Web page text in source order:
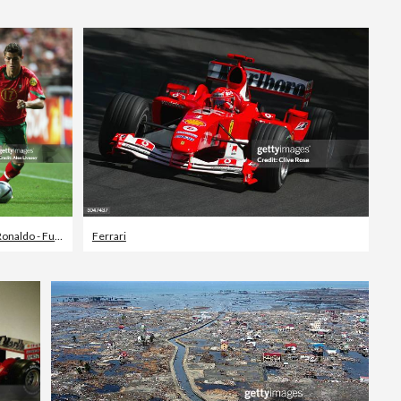
Cristiano Ronaldo - Fußballspieler ,Fußball-Europameisterschaft
Ferrari